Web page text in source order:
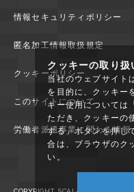
情報セキュリティポリシー
匿名加工情報取扱規定
クッキーポリシー
このサイトについて
労働者派遣事業に関わる情報
クッキーの取り扱
当社のウェブサイト
を目的に、クッキー
キー使用については「
ただき、クッキーの
する」ボタンを押し
合は、ブラウザのク
い。